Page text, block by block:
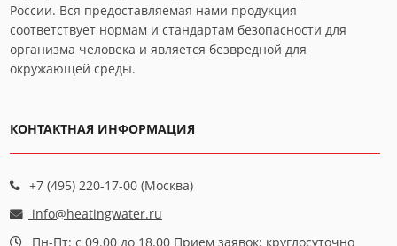
России. Вся предоставляемая нами продукция
соответствует нормам и стандартам безопасности для
организма человека и является безвредной для
окружающей среды.
КОНТАКТНАЯ ИНФОРМАЦИЯ
+7 (495) 220-17-00 (Москва)
info@heatingwater.ru
Пн-Пт: с 09.00 до 18.00 Прием заявок: круглосуточно